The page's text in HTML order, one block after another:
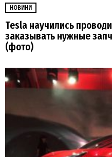
НОВИНИ
Tesla научились
заказывать нужные
(фото)